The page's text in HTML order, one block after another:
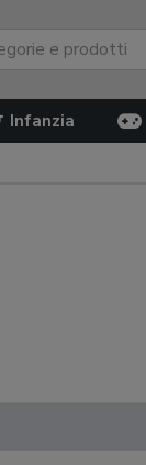
Infanzia